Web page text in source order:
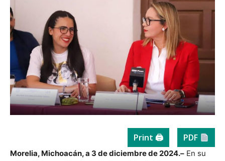
Print 🖨 PDF
Morelia, Michoacán, a 3 de diciembre de 2024.– En su